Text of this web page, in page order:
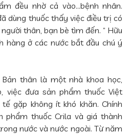
đều nhờ cả vào…bệnh nhân.
dùng thuốc thấy việc điều trị có
thân, bạn bè tìm đến. “ Hữu
hàng ở các nước bắt đầu chú ý
thân là một nhà khoa học,
việc đưa sản phẩm thuốc Việt
gặp không ít khó khăn. Chính
phẩm thuốc Crila và giá thành
nước và nước ngoài. Từ năm